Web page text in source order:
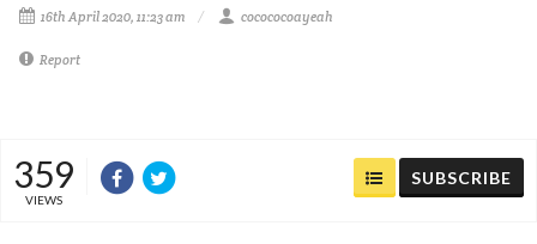
16th April 2020, 11:23 am cocococoayeah
Report
359
VIEWS
SUBSCRIBE